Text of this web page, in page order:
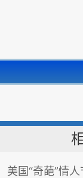
美国“奇葩”情人节